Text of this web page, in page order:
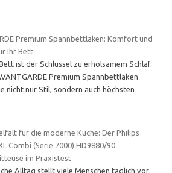
Premium Spannbettlaken: Komfort und
Ihr Bett
ist der Schlüssel zu erholsamem Schlaf.
Premium Spannbettlaken
nicht nur Stil, sondern auch höchsten
für die moderne Küche: Der Philips
Combi (Serie 7000) HD9880/90
im Praxistest
Alltag stellt viele Menschen täglich vor